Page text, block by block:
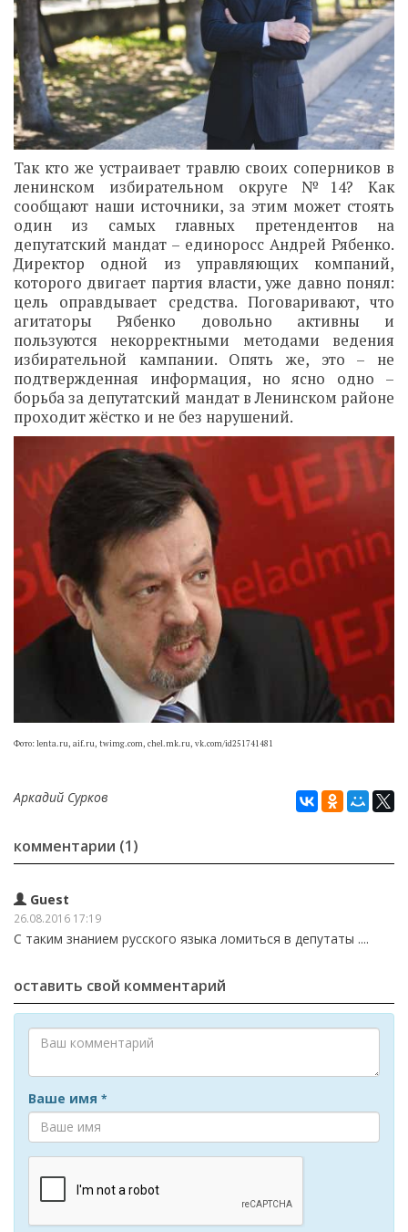
Так кто же устраивает травлю своих соперников в
ленинском избирательном округе №14? Как
сообщают наши источники, за этим может стоять
один из самых главных претендентов на
депутатский мандат – единоросс Андрей Рябенко.
Директор одной из управляющих компаний,
которого двигает партия власти, уже давно понял:
цель оправдывает средства. Поговаривают, что
агитаторы Рябенко довольно активны и
пользуются некорректными методами ведения
избирательной кампании. Опять же, это – не
подтвержденная информация, но ясно одно –
борьба за депутатский мандат в Ленинском районе
проходит жёстко и не без нарушений.
Фото: lenta.ru, aif.ru, twimg.com, chel.mk.ru, vk.com/id251741481
Аркадий Сурков
комментарии (1)
Guest
26.08.2016 17:19
С таким знанием русского языка ломиться в депутаты ....
оставить свой комментарий
Ваше имя *